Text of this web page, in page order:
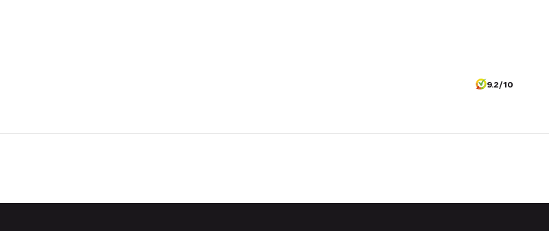
9.2/10